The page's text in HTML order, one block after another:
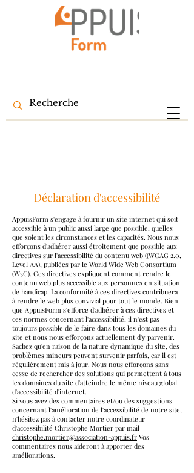
Déclaration d'accessibilité
AppuisForm s'engage à fournir un site internet qui soit
accessible à un public aussi large que possible, quelles
que soient les circonstances et les capacités. Nous nous
efforçons d'adhérer aussi étroitement que possible aux
directives sur l'accessibilité du contenu web ((WCAG 2.0,
Level AA), publiées par le World Wide Web Consortium
(W3C). Ces directives expliquent comment rendre le
contenu web plus accessible aux personnes en situation
de handicap. La conformité à ces directives contribuera
à rendre le web plus convivial pour tout le monde. Bien
que AppuisForm s'efforce d'adhérer à ces directives et
ces normes concernant l'accessibilité, il n'est pas
toujours possible de le faire dans tous les domaines du
site et nous nous efforçons actuellement d'y parvenir.
Sachez qu'en raison de la nature dynamique du site, des
problèmes mineurs peuvent survenir parfois, car il est
régulièrement mis à jour. Nous nous efforçons sans
cesse de rechercher des solutions qui permettent à tous
les domaines du site d'atteindre le même niveau global
d'accessibilité d'internet.
Si vous avez des commentaires et/ou des suggestions
concernant l'amélioration de l'accessibilité de notre site,
n'hésitez pas à contacter notre coordinateur
d'accessibilité Christophe Mortier par mail
christophe.mortier@association-appuis.fr Vos
commentaires nous aideront à apporter des
améliorations.